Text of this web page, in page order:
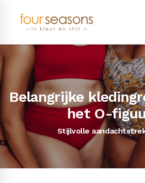
Belangrijke
het O-
Stijlvolle